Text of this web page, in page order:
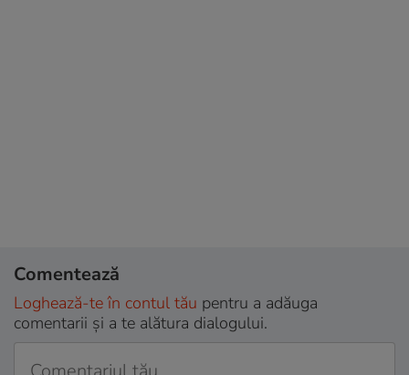
Comentează
Loghează-te în contul tău pentru a adăuga
comentarii și a te alătura dialogului.